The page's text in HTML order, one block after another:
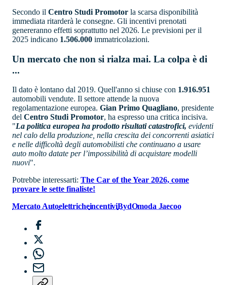
Secondo il Centro Studi Promotor la scarsa disponibilità
immediata ritarderà le consegne. Gli incentivi prenotati
genereranno effetti soprattutto nel 2026. Le previsioni per il
2025 indicano 1.506.000 immatricolazioni.
Un mercato che non si rialza mai. La colpa è di
...
Il dato è lontano dal 2019. Quell'anno si chiuse con 1.916.951
automobili vendute. Il settore attende la nuova
regolamentazione europea. Gian Primo Quagliano, presidente
del Centro Studi Promotor, ha espresso una critica incisiva.
"La politica europea ha prodotto risultati catastrofici, evidenti
nel calo della produzione, nella crescita dei concorrenti asiatici
e nelle difficoltà degli automobilisti che continuano a usare
auto molto datate per l’impossibilità di acquistare modelli
nuovi".
Potrebbe interessarti: The Car of the Year 2026, come
provare le sette finaliste!
Mercato AutoelettricheincentiviBydOmoda Jaecoo